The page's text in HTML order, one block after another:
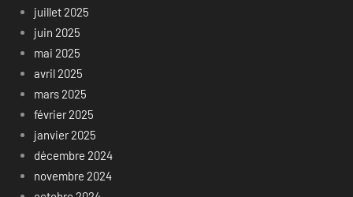
juillet 2025
juin 2025
mai 2025
avril 2025
mars 2025
février 2025
janvier 2025
décembre 2024
novembre 2024